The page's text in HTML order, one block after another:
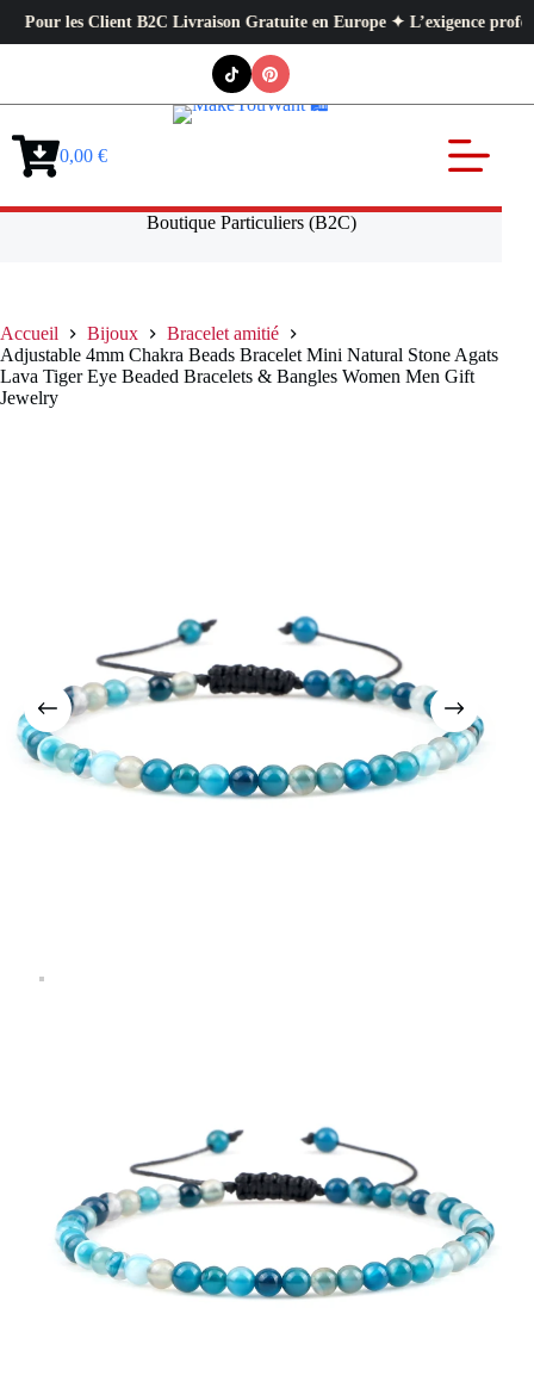
les Client B2C Livraison Gratuite en Europe ✦ L’exigence
Panier0,00 €
Boutique Particuliers (B2C)
Accueil Bijoux
Bracelet amitié
Adjustable 4mm Chakra Beads Bracelet Mini Natural Stone Agats
Lava Tiger Eye Beaded Bracelets & Bangles Women Men Gift
Jewelry